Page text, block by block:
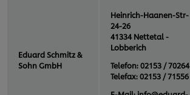
Eduard Schmitz &
Sohn GmbH
Heinrich-Haanen-Str-
24-26
41334 Nettetal -
Lobberich
Telefon: 02153 / 70264
Telefax: 02153 / 71556